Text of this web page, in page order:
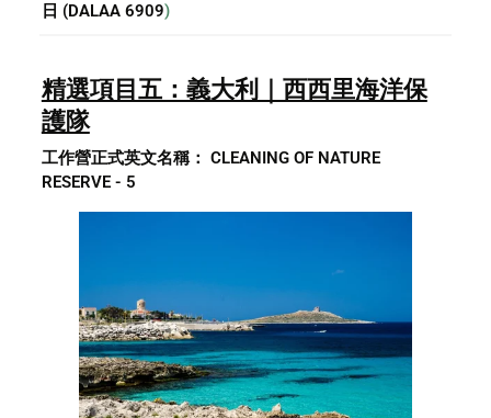
日 (DALAA 6909)
精選項目五：義大利｜西西里海洋保
護隊
工作營正式英文名稱： CLEANING OF NATURE
RESERVE - 5